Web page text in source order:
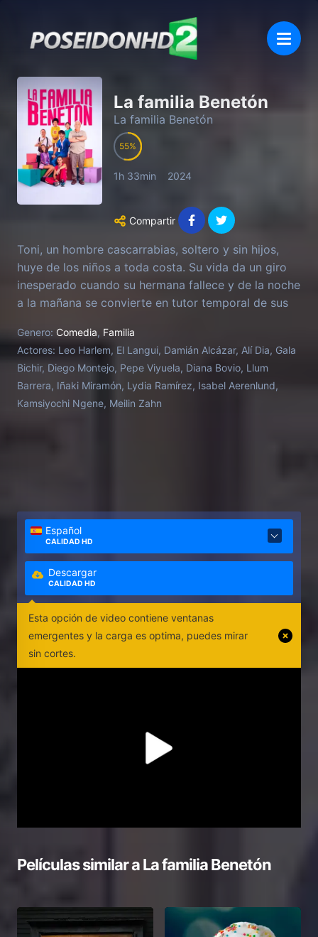
La familia Benetón
La familia Benetón
55
1h 33min 2024
Compartir
Toni, un hombre cascarrabias, soltero y sin hijos,
huye de los niños a toda costa. Su vida da un giro
inesperado cuando su hermana fallece y de la noche
a la mañana se convierte en tutor temporal de sus
procedencia diferente. Toni tendrá que enfrentarse a
las diferencias culturales y a los retos de paternidad
en el mundo moderno y descubrirá que la verdadera
familia, es la que uno elige.
Genero: Comedia, Familia
Actores: Leo Harlem, El Langui, Damián Alcázar, Alí Dia, Gala
Bichir, Diego Montejo, Pepe Viyuela, Diana Bovio, Llum
Barrera, Iñaki Miramón, Lydia Ramírez, Isabel Aerenlund,
Kamsiyochi Ngene, Meilin Zahn
Español
CALIDAD HD
Descargar
CALIDAD HD
Esta opción de video contiene ventanas
emergentes y la carga es optima, puedes mirar
sin cortes.
Películas similar aLa familia Benetón